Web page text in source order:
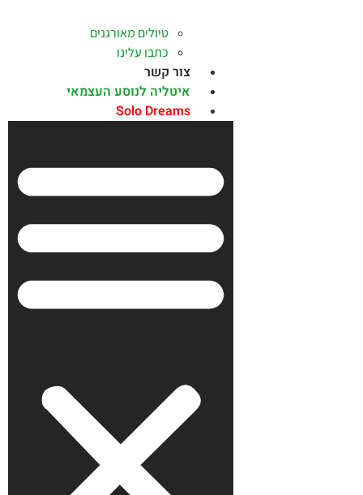
טיולים מאורגנים
כתבו עלינו
צור קשר
איטליה לנוסע העצמאי
Solo Dreams